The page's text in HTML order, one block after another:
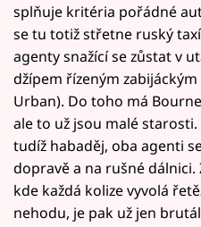
splňuje kritéria pořádné
se tu totiž střetne ruský
agenty snažící se zůstat v
džípem řízeným
Urban). Do toho má
ale to už jsou malé
tudíž habaděj, oba agenti
dopravě a na rušné
kde každá kolize vyvolá
nehodu, je pak už jen